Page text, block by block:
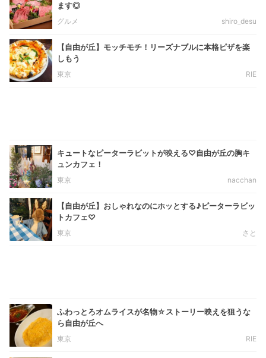
ます◎
グルメ shiro_desu
【自由が丘】モッチモチ！リーズナブルに本格ピザを楽
しもう
東京 RIE
キュートなピーターラビットが映える♡自由が丘の胸キ
ュンカフェ！
東京 nacchan
【自由が丘】おしゃれなのにホッとする♪ピーターラビッ
トカフェ♡
東京 さと
ふわっとろオムライスが名物☆ストーリー映えを狙うな
ら自由が丘へ
東京 RIE